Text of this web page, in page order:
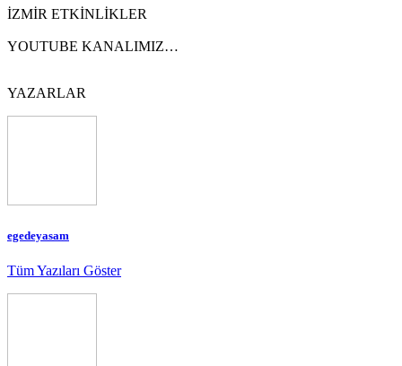
İZMİR ETKİNLİKLER
YOUTUBE KANALIMIZ…
YAZARLAR
egedeyasam
Tüm Yazıları Göster